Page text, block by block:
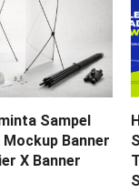
Sampel
Mockup Banner
X Banner